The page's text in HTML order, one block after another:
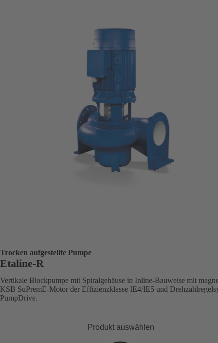
Trocken aufgestellte Pumpe
Etaline-R
Vertikale Blockpumpe mit Spiralgehäuse in Inline-Bauweise mit
KSB SuPremE-Motor der Effizienzklasse IE4/IE5 und
PumpDrive.
Produkt auswählen